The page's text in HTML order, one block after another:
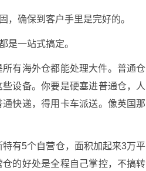
，确保到客户手里是完好的。
是一站式搞定。
有海外仓都能处理大件。普通仓
设备。你要是硬塞进普通仓，人
快递，得用卡车派送。像英国那
有5个自营仓，面积加起来3万平
的好处是全程自己掌控，不搞转